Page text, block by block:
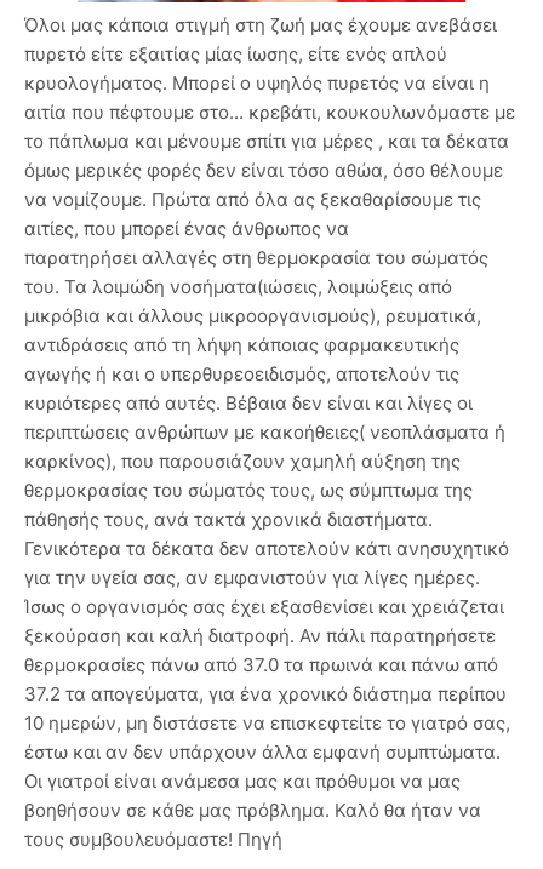
Όλοι μας κάποια στιγμή στη ζωή μας έχουμε ανεβάσει
πυρετό είτε εξαιτίας μίας ίωσης, είτε ενός απλού
κρυολογήματος. Μπορεί ο υψηλός πυρετός να είναι η
αιτία που πέφτουμε στο... κρεβάτι, κουκουλωνόμαστε με
το πάπλωμα και μένουμε σπίτι για μέρες , και τα δέκατα
όμως μερικές φορές δεν είναι τόσο αθώα, όσο θέλουμε
να νομίζουμε. Πρώτα από όλα ας ξεκαθαρίσουμε τις
αιτίες, που μπορεί ένας άνθρωπος να
παρατηρήσει αλλαγές στη θερμοκρασία του σώματός
του. Τα λοιμώδη νοσήματα(ιώσεις, λοιμώξεις από
μικρόβια και άλλους μικροοργανισμούς), ρευματικά,
αντιδράσεις από τη λήψη κάποιας φαρμακευτικής
αγωγής ή και ο υπερθυρεοειδισμός, αποτελούν τις
κυριότερες από αυτές. Βέβαια δεν είναι και λίγες οι
περιπτώσεις ανθρώπων με κακοήθειες( νεοπλάσματα ή
καρκίνος), που παρουσιάζουν χαμηλή αύξηση της
θερμοκρασίας του σώματός τους, ως σύμπτωμα της
πάθησής τους, ανά τακτά χρονικά διαστήματα.
Γενικότερα τα δέκατα δεν αποτελούν κάτι ανησυχητικό
για την υγεία σας, αν εμφανιστούν για λίγες ημέρες.
Ίσως ο οργανισμός σας έχει εξασθενίσει και χρειάζεται
ξεκούραση και καλή διατροφή. Αν πάλι παρατηρήσετε
θερμοκρασίες πάνω από 37.0 τα πρωινά και πάνω από
37.2 τα απογεύματα, για ένα χρονικό διάστημα περίπου
10 ημερών, μη διστάσετε να επισκεφτείτε το γιατρό σας,
έστω και αν δεν υπάρχουν άλλα εμφανή συμπτώματα.
Οι γιατροί είναι ανάμεσα μας και πρόθυμοι να μας
βοηθήσουν σε κάθε μας πρόβλημα. Καλό θα ήταν να
τους συμβουλευόμαστε! Πηγή